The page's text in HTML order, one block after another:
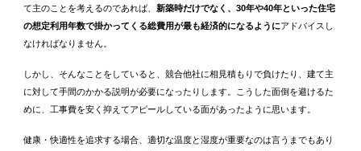
て主のことを考えるのであれば、 新築時だけでなく、30年や40年といった住宅
の想定利用年数で掛かってくる総費用が最も経済的になるようにアドバイスし
なければなりません。
しかし、そんなことをしていると、競合他社に相見積もりで負けたり、建て主
に対して手間のかかる説明が必要になったりします。こうした面倒を避けるた
めに、工事費を安く抑えてアピールしている面があったように思います。
健康・快適性を追求する場合、適切な温度と湿度が重要なのは言うまでもあり